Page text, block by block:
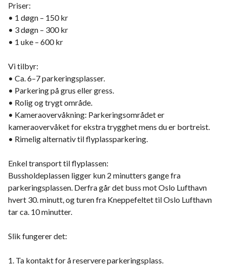
Priser:
• 1 døgn – 150 kr
• 3 døgn – 300 kr
• 1 uke – 600 kr
Vi tilbyr:
• Ca. 6–7 parkeringsplasser.
• Parkering på grus eller gress.
• Rolig og trygt område.
• Kameraovervåkning: Parkeringsområdet er
kameraovervåket for ekstra trygghet mens du er bortreist.
• Rimelig alternativ til flyplassparkering.
Enkel transport til flyplassen:
Bussholdeplassen ligger kun 2 minutters gange fra
parkeringsplassen. Derfra går det buss mot Oslo Lufthavn
hvert 30. minutt, og turen fra Kneppefeltet til Oslo Lufthavn
tar ca. 10 minutter.
Slik fungerer det:
1. Ta kontakt for å reservere parkeringsplass.